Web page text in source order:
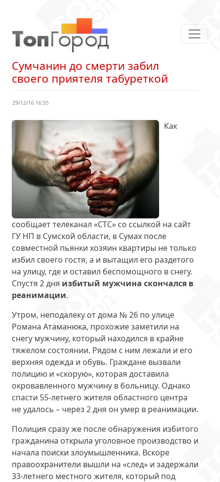
Сумчанин до смерти забил
своего приятеля табуреткой
29/12/16 16:55
Как
сообщает телеканал «СТС» со ссылкой на сайт
ГУ НП в Сумской области, в Сумах после
совместной пьянки хозяин квартиры не только
избил своего гостя, а и вытащил его раздетого
на улицу, где и оставил беспомощного в снегу.
Спустя 2 дня избитый мужчина скончался в
реанимации.
Утром, неподалеку от дома № 26 по улице
Романа Атаманюка, прохожие заметили на
снегу мужчину, который находился в крайне
тяжелом состоянии. Рядом с ним лежали и его
верхняя одежда и обувь. Граждане вызвали
полицию и «скорую», которая доставила
окровавленного мужчину в больницу. Однако
спасти 55-летнего жителя областного центра
не удалось – через 2 дня он умер в реанимации.
Полиция сразу же после обнаружения избитого
гражданина открыла уголовное производство и
начала поиски злоумышленника. Вскоре
правоохранители вышли на «след» и задержали
33-летнего местного жителя, который под